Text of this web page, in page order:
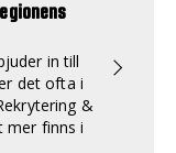
in till
det ofta i
&
mer finns i